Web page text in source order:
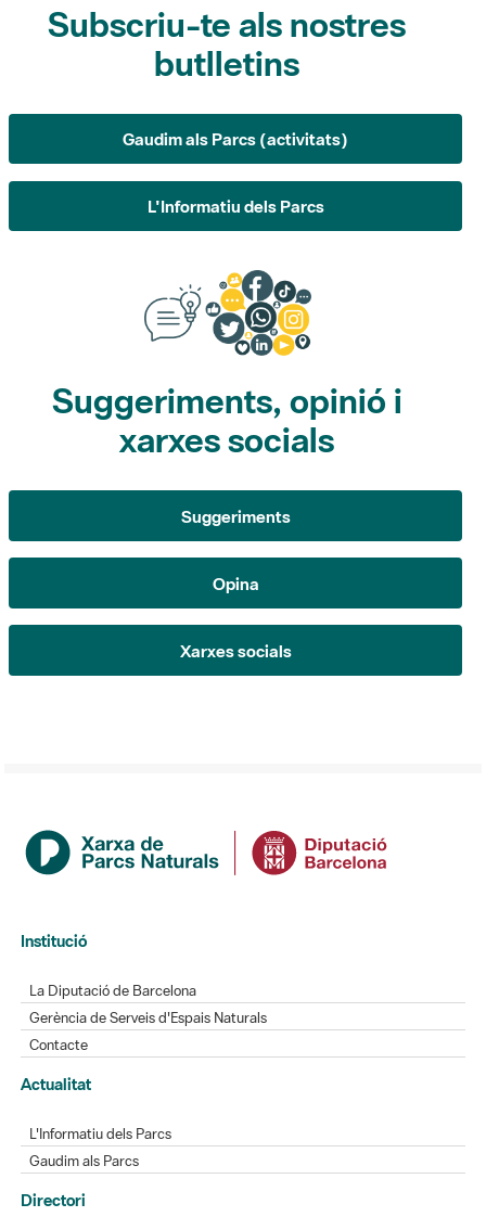
Subscriu-te als nostres
butlletins
Gaudim als Parcs (activitats)
L'Informatiu dels Parcs
Suggeriments, opinió i
xarxes socials
Suggeriments
Opina
Xarxes socials
Institució
La Diputació de Barcelona
Gerència de Serveis d'Espais Naturals
Contacte
Actualitat
L'Informatiu dels Parcs
Gaudim als Parcs
Directori